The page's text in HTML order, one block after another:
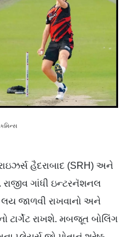
હૈદરાબાદ (SRH) અને
ગાંધી ઇન્ટરનૅશનલ
લય જાળવી રાખવાનો અને
ટાર્ગેટ રાખશે. મબજૂત બોલિંગ